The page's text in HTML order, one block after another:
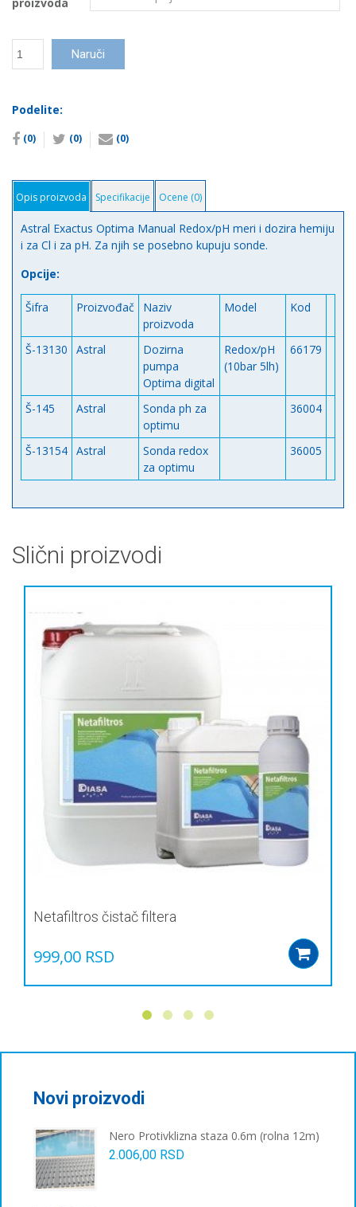
Dozirna
Digital
количина
Naruči
Podelite:
(0) (0) (0)
Opis proizvoda Specifikacije Ocene (0)
Astral Exactus Optima Manual Redox/pH meri i dozira hemiju
i za Cl i za pH. Za njih se posebno kupuju sonde.
Opcije:
Šifra Proizvođač
Naziv
proizvoda
Model Kod
Š-13130 Astral
Dozirna
pumpa
Optima digital
Redox/pH
(10bar 5lh)
66179
Š-145 Astral
Sonda ph za
optimu
36004
Š-13154 Astral
Sonda redox
za optimu
36005
Slični proizvodi
Netafiltros čistač filtera
999,00 RSD
Novi proizvodi
Nero Protivklizna staza 0.6m (rolna 12m)
2.006,00 RSD